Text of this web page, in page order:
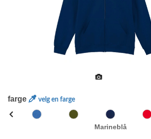
farge velg en farge
Marineblå